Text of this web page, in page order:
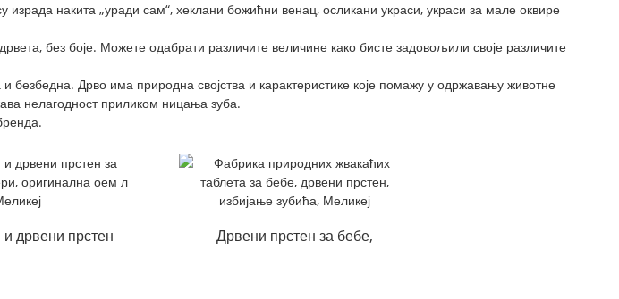
накита „уради сам“, хеклани божићни венац, осликани украси, украси за мале оквире
без боје. Можете одабрати различите величине како бисте задовољили своје различите
Дрво има природна својства и карактеристике које помажу у одржавању животне
нелагодност приликом ницања зуба.
дрвени прстен
Дрвени прстен за бебе,